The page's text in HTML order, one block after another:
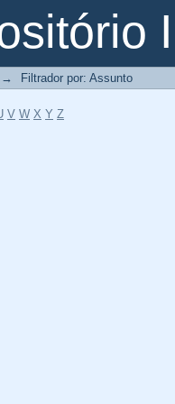
→ Filtrador por: Assunto
V W X Y Z